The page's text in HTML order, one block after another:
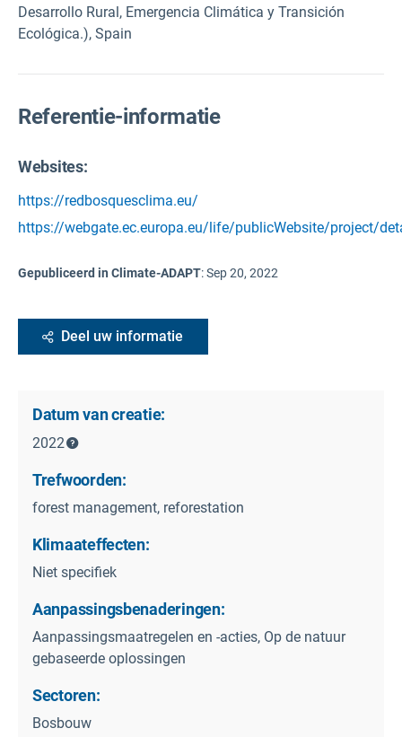
Desarrollo Rural, Emergencia Climática y Transición
Ecológica.), Spain
Referentie-informatie
Websites:
https://redbosquesclima.eu/
https://webgate.ec.europa.eu/life/publicWebsite/project/
Gepubliceerd in Climate-ADAPT:Sep 20, 2022
Deel uw informatie
Datum van creatie:
2022
Trefwoorden:
forest management, reforestation
Klimaateffecten:
Niet specifiek
Aanpassingsbenaderingen:
Aanpassingsmaatregelen en -acties, Op de natuur
gebaseerde oplossingen
Sectoren:
Bosbouw